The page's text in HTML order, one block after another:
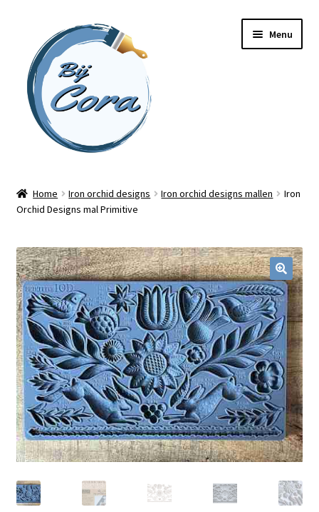
naar
navigatie
inhoud
Menu
Workshops
Online cursussen
Shop
Blog / DIY / Tutorials
Over mij
Contact
Home Iron orchid designs Iron orchid designs mallen
Iron
Orchid Designs mal Primitive